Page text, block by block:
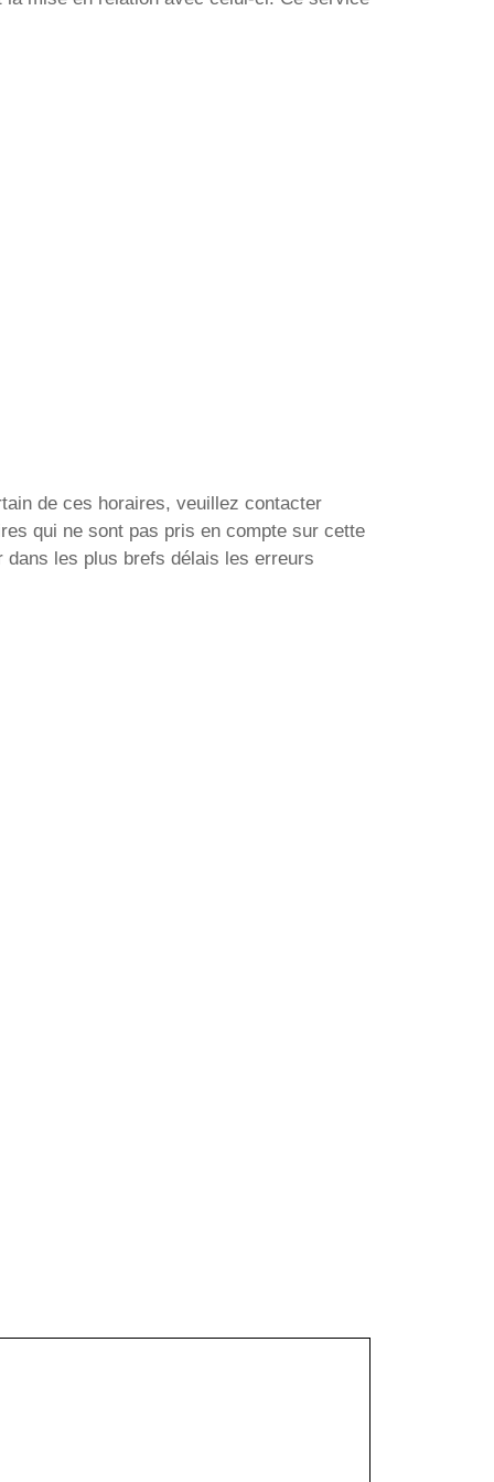
de ces horaires, veuillez contacter
qui ne sont pas pris en compte sur cette
dans les plus brefs délais les erreurs